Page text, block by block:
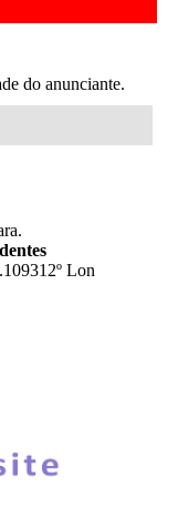
do anunciante.
Lon